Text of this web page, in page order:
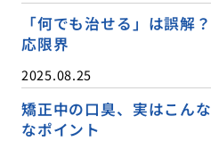
「何でも治せる」は誤解
応限界
2025.08.25
矯正中の口臭、実はこん
なポイント